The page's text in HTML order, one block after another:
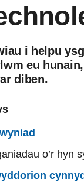
i helpu
eu
diben.
o’r hyn